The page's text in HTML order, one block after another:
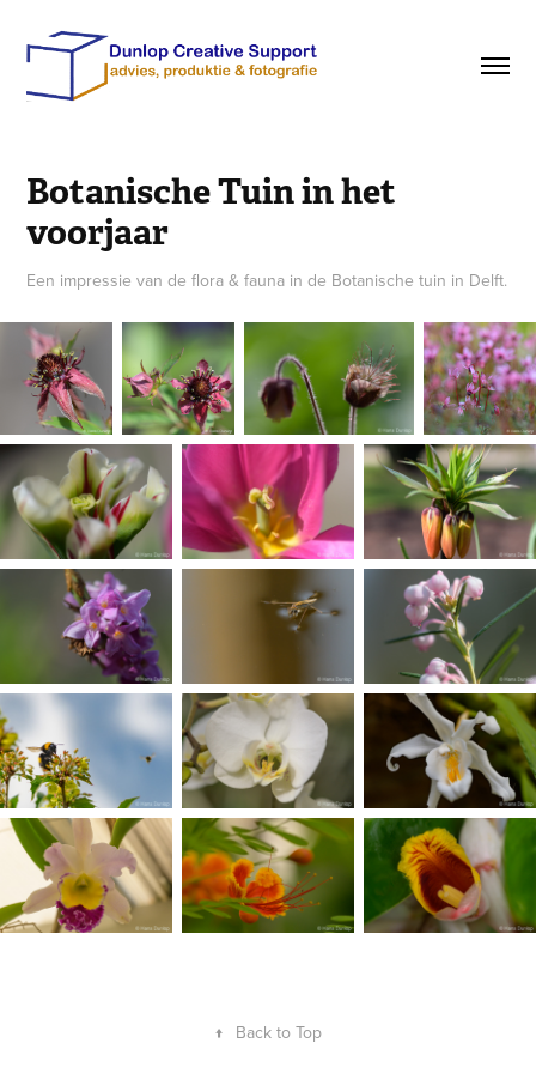
Botanische Tuin in het
voorjaar
Een impressie van de flora & fauna in de Botanische tuin in Delft.
↑ Back to Top